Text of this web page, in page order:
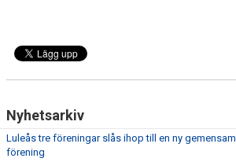
Nyhetsarkiv
Luleås tre föreningar slås ihop till en ny gemensam
förening